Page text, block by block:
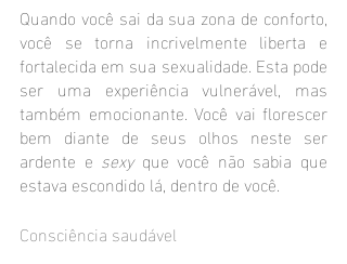
Quando você sai da sua zona de conforto,
você se torna incrivelmente liberta e
fortalecida em sua sexualidade. Esta pode
ser uma experiência vulnerável, mas
também emocionante. Você vai florescer
bem diante de seus olhos neste ser
ardente e sexy que você não sabia que
estava escondido lá, dentro de você.
Consciência saudável